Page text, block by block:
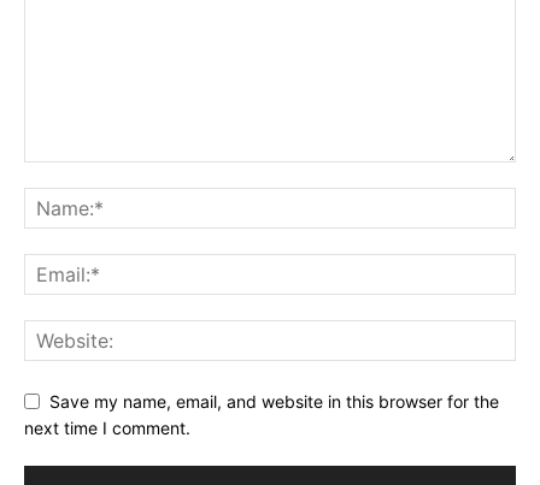
Save my name, email, and website in this browser for the
next time I comment.